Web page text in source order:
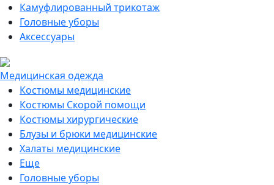
Камуфлированный трикотаж
Головные уборы
Аксессуары
Медицинская одежда
Костюмы медицинские
Костюмы Скорой помощи
Костюмы хирургические
Блузы и брюки медицинские
Халаты медицинские
Еще
Головные уборы